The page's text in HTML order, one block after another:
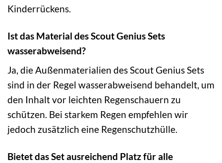
Kinderrückens.
Ist das Material des Scout Genius Sets
wasserabweisend?
Ja, die Außenmaterialien des Scout Genius Sets
sind in der Regel wasserabweisend behandelt, um
den Inhalt vor leichten Regenschauern zu
schützen. Bei starkem Regen empfehlen wir
jedoch zusätzlich eine Regenschutzhülle.
Bietet das Set ausreichend Platz für alle